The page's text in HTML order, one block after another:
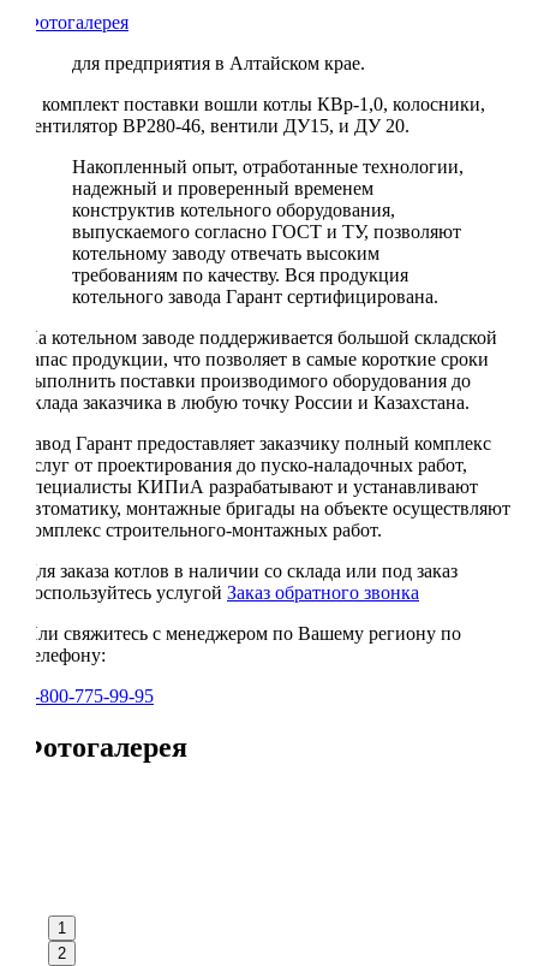
Фотогалерея
для предприятия в Алтайском крае.
В комплект поставки вошли котлы КВр-1,0, колосники,
вентилятор ВР280-46, вентили ДУ15, и ДУ 20.
Накопленный опыт, отработанные технологии,
надежный и проверенный временем
конструктив котельного оборудования,
выпускаемого согласно ГОСТ и ТУ, позволяют
котельному заводу отвечать высоким
требованиям по качеству. Вся продукция
котельного завода Гарант сертифицирована.
На котельном заводе поддерживается большой складской
запас продукции, что позволяет в самые короткие сроки
выполнить поставки производимого оборудования до
склада заказчика в любую точку России и Казахстана.
Завод Гарант предоставляет заказчику полный комплекс
услуг от проектирования до пуско-наладочных работ,
специалисты КИПиА разрабатывают и устанавливают
автоматику, монтажные бригады на объекте осуществляют
комплекс строительного-монтажных работ.
Для заказа котлов в наличии со склада или под заказ
воспользуйтесь услугой Заказ обратного звонка
Или свяжитесь с менеджером по Вашему региону по
телефону:
8-800-775-99-95
Фотогалерея
1
2